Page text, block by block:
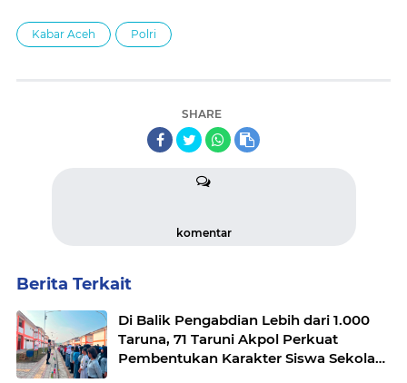
Kabar Aceh Polri
SHARE
komentar
Berita Terkait
Di Balik Pengabdian Lebih dari 1.000
Taruna, 71 Taruni Akpol Perkuat
Pembentukan Karakter Siswa Sekolah